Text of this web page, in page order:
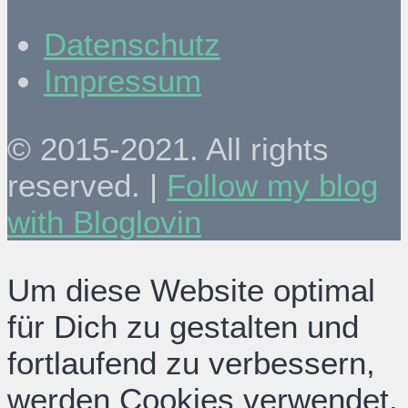
Datenschutz
Impressum
© 2015-2021. All rights
reserved. | Follow my blog
with Bloglovin
Um diese Website optimal
für Dich zu gestalten und
fortlaufend zu verbessern,
werden Cookies verwendet.